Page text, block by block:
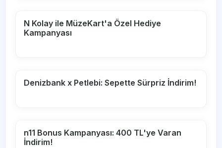
N Kolay ile MüzeKart'a Özel Hediye
Kampanyası
Denizbank x Petlebi: Sepette Sürpriz İndirim!
n11 Bonus Kampanyası: 400 TL'ye Varan
İndirim!